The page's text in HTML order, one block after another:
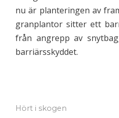
nu är planteringen av
granplantor sitter ett
från angrepp av
barriärsskyddet.
Hört i skogen